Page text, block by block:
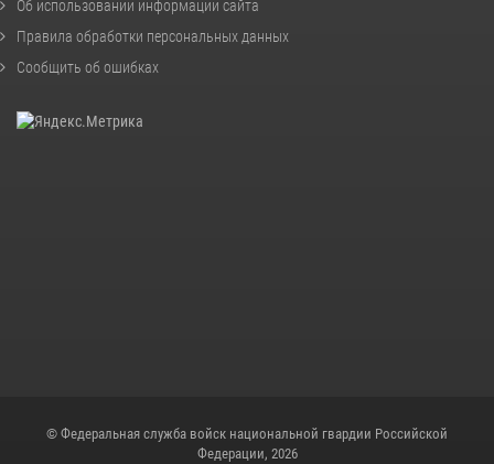
Об использовании информации сайта
Правила обработки персональных данных
Сообщить об ошибках
© Федеральная служба войск национальной гвардии Российской
Федерации, 2026